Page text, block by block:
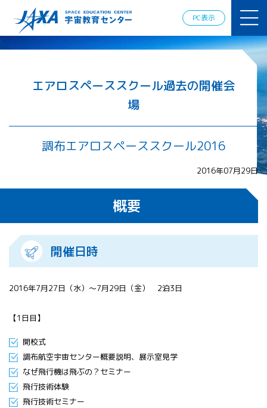
PC表示
ミー
ロスペース
情報の発
信
宇宙を活用
体験的学
際）
APRSAF（ア
ジア太平洋
地域宇宙機
APRSAF宇宙
ターコンテ
エアロスペーススクール過去の開催会
場
調布エアロスペーススクール2016
2016年07月29日
概要
開催日時
2016年7月27日（水）～7月29日（金） 2泊3日
【1日目】
開校式
調布航空宇宙センター概要説明、展示室見学
なぜ飛行機は飛ぶの？セミナー
飛行技術体験
飛行技術セミナー